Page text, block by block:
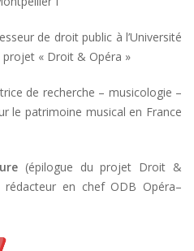
de droit public à l’Université
projet « Droit & Opéra »
de recherche – musicologie –
le patrimoine musical en France
(épilogue du projet Droit &
rédacteur en chef ODB Opéra–